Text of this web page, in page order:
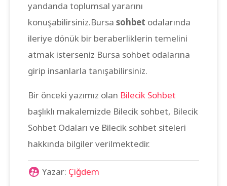
yandanda toplumsal yararını
konuşabilirsiniz.Bursa sohbet odalarında
ileriye dönük bir beraberliklerin temelini
atmak isterseniz Bursa sohbet odalarına
girip insanlarla tanışabilirsiniz.
Bir önceki yazımız olan Bilecik Sohbet
başlıklı makalemizde Bilecik sohbet, Bilecik
Sohbet Odaları ve Bilecik sohbet siteleri
hakkında bilgiler verilmektedir.
Yazar: Çiğdem